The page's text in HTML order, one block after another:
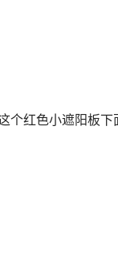
红色小遮阳板下